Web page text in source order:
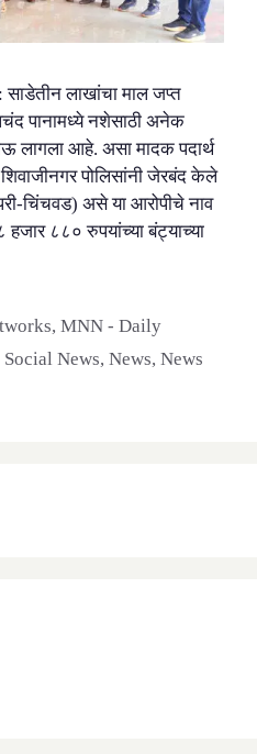
साडेतीन लाखांचा माल जप्त
पानामध्ये नशेसाठी अनेक
लागला आहे. असा मादक पदार्थ
पोलिसांनी जेरबंद केले
चिंचवड) असे या आरोपीचे नाव
८८० रुपयांच्या बंट्याच्या
,MNN - Daily
News, News, News